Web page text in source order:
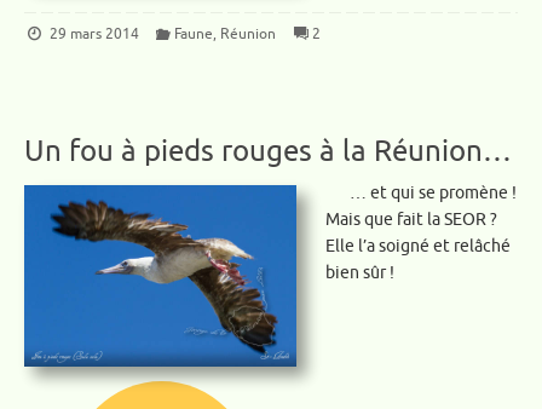
29 mars 2014 Faune, Réunion 2
Un fou à pieds rouges à la Réunion…
… et qui se promène !
Mais que fait la SEOR ?
Elle l’a soigné et relâché
bien sûr !